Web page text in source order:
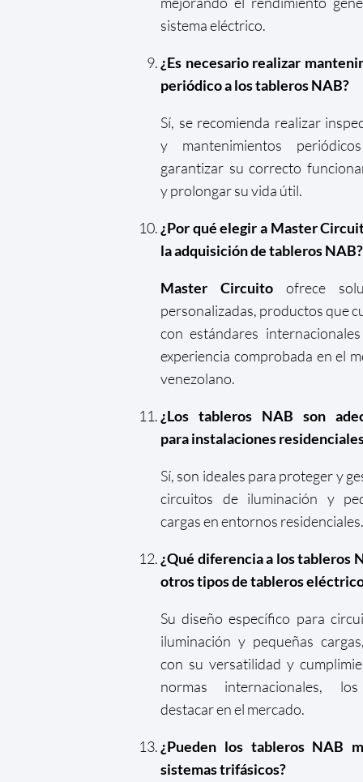
sistema eléctrico.
¿Es necesario realizar
periódico a los tableros NAB?
Sí, se recomienda realizar
y mantenimientos
garantizar su correcto
y prolongar su vida útil.
¿Por qué elegir a Master
la adquisición de tableros NAB?
Master Circuito ofrece
personalizadas, productos que
con estándares
experiencia comprobada en el
venezolano.
¿Los tableros NAB son
para instalaciones
Sí, son ideales para proteger y
circuitos de iluminación y
cargas en entornos residenciales.
¿Qué diferencia a los tableros
otros tipos de tableros
Su diseño específico para
iluminación y pequeñas
con su versatilidad y
normas internacionales,
destacar en el mercado.
¿Pueden los tableros NAB
sistemas trifásicos?